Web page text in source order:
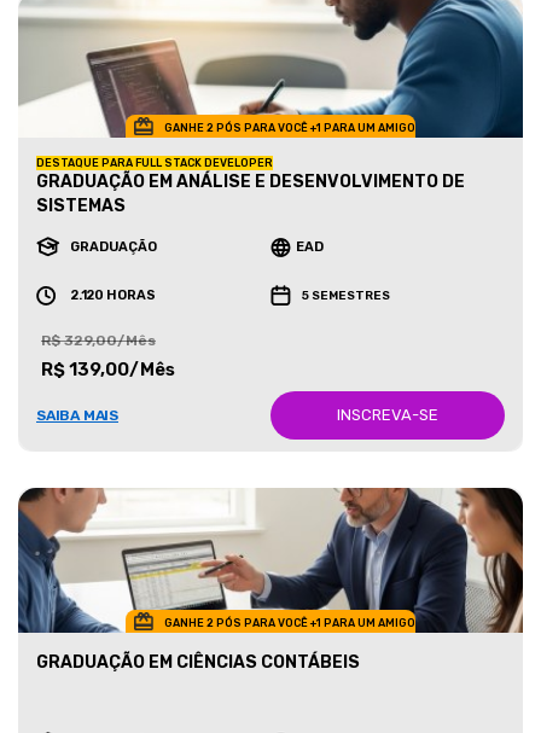
GANHE 2 PÓS PARA VOCÊ +1 PARA UM AMIGO
DESTAQUE PARA FULL STACK DEVELOPER
GRADUAÇÃO EM ANÁLISE E DESENVOLVIMENTO DE
SISTEMAS
GRADUAÇÃO EAD
2.120 HORAS 5 SEMESTRES
R$ 329,00/Mês
R$ 139,00/Mês
SAIBA MAIS INSCREVA-SE
GANHE 2 PÓS PARA VOCÊ +1 PARA UM AMIGO
GRADUAÇÃO EM CIÊNCIAS CONTÁBEIS